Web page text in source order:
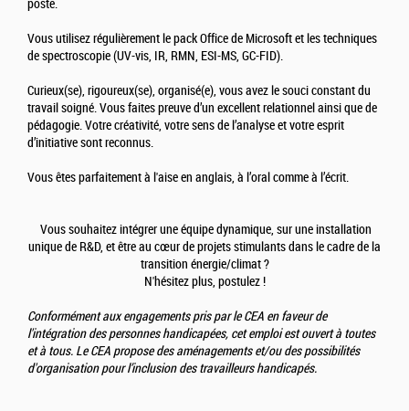
poste.
Vous utilisez régulièrement le pack Office de Microsoft et les techniques
de spectroscopie (UV-vis, IR, RMN, ESI-MS, GC-FID).
Curieux(se), rigoureux(se), organisé(e), vous avez le souci constant du
travail soigné. Vous faites preuve d’un excellent relationnel ainsi que de
pédagogie. Votre créativité, votre sens de l’analyse et votre esprit
d’initiative sont reconnus.
Vous êtes parfaitement à l'aise en anglais, à l’oral comme à l’écrit.
Vous souhaitez intégrer une équipe dynamique, sur une installation
unique de R&D, et être au cœur de projets stimulants dans le cadre de la
transition énergie/climat ?
N'hésitez plus, postulez !
Conformément aux engagements pris par le CEA en faveur de
l'intégration des personnes handicapées, cet emploi est ouvert à toutes
et à tous. Le CEA propose des aménagements et/ou des possibilités
d'organisation pour l’inclusion des travailleurs handicapés.